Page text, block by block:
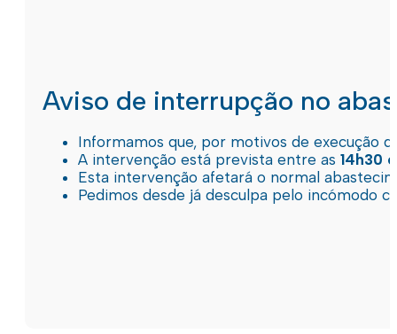
Aviso de interrupção no
Informamos que, por motivos de execução
A intervenção está prevista entre as 14h30
Esta intervenção afetará o normal
Pedimos desde já desculpa pelo incómodo